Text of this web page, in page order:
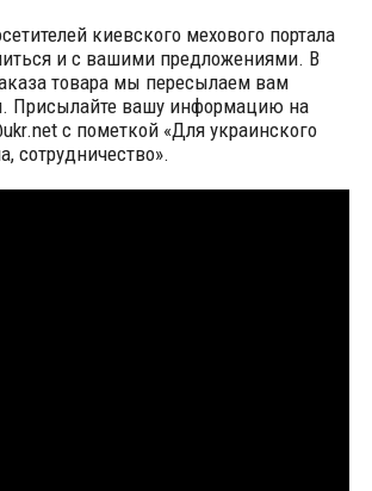
киевского мехового портала
и с вашими предложениями. В
товара мы пересылаем вам
Присылайте вашу информацию на
c пометкой «Для украинского
сотрудничество».